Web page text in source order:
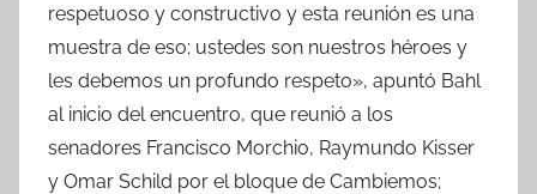
respetuoso y constructivo y esta reunión es una
muestra de eso; ustedes son nuestros héroes y
les debemos un profundo respeto», apuntó Bahl
al inicio del encuentro, que reunió a los
senadores Francisco Morchio, Raymundo Kisser
y Omar Schild por el bloque de Cambiemos;